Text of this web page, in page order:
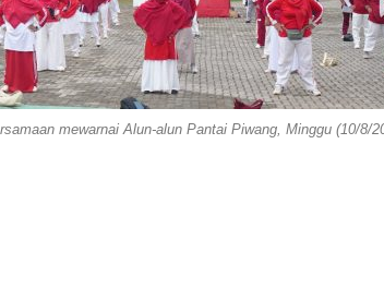
mewarnai Alun-alun Pantai Piwang, Minggu (10/8/